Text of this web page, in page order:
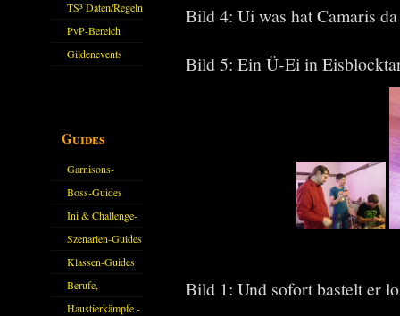
Sparkasse/Goldleihen
TS³ Daten/Regeln
PvP-Bereich
Gildenevents
Guides
Garnisons-
Guides
Boss-Guides
Ini & Challenge-
Guides
Szenarien-Guides
Klassen-Guides
Berufe,
Farmkarten und
Haustierkämpfe -
Bild 4: Ui was hat Camaris
Bild 5: Ein Ü-Ei in
Bild 1: Und sofort bastelt er